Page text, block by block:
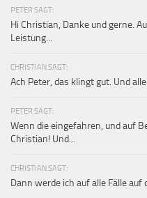
PETER SAGT:
Hi Christian, Danke und gerne.
Leistung...
CHRISTIAN SAGT:
Ach Peter, das klingt gut. Und
PETER SAGT:
Wenn die eingefahren, und auf
Christian! Und...
CHRISTIAN SAGT:
Dann werde ich auf alle Fälle